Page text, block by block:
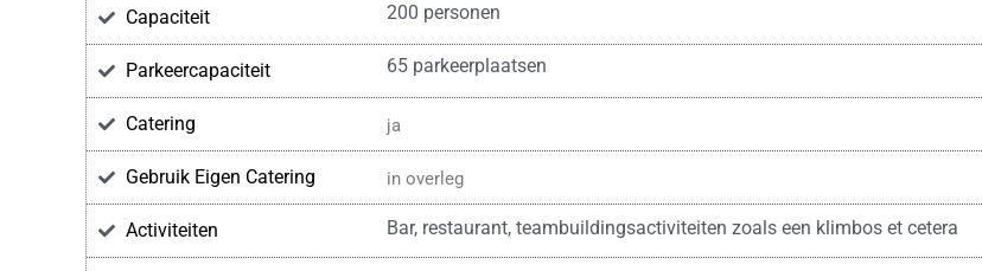
Capaciteit 200 personen
Parkeercapaciteit 65 parkeerplaatsen
Catering ja
Gebruik Eigen Catering in overleg
Activiteiten Bar, restaurant, teambuildingsactiviteiten zoals een klimbos et cetera